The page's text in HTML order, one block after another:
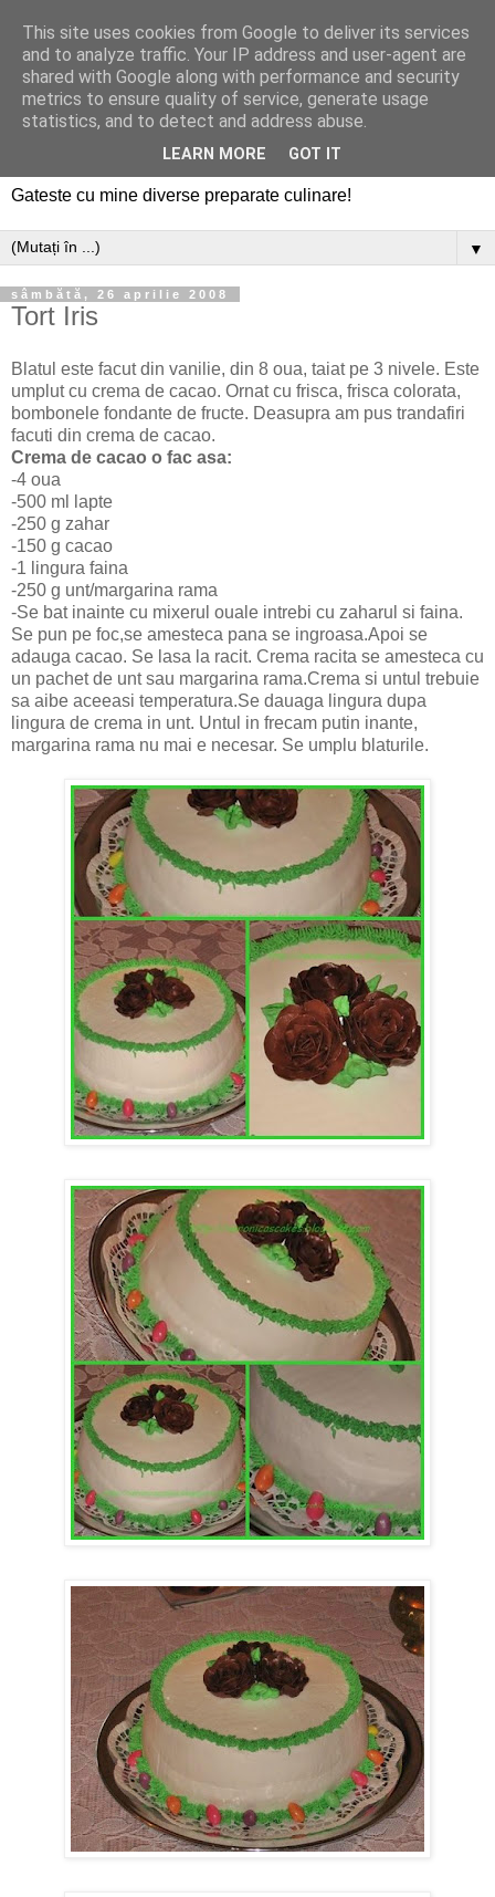
Gateste cu mine diverse preparate culinare!
▼
sâmbătă, 26 aprilie 2008
Tort Iris
Blatul este facut din vanilie, din 8 oua, taiat pe 3 nivele. Este
umplut cu crema de cacao. Ornat cu frisca, frisca colorata,
bombonele fondante de fructe. Deasupra am pus trandafiri
facuti din crema de cacao.
Crema de cacao o fac asa:
-4 oua
-500 ml lapte
-250 g zahar
-150 g cacao
-1 lingura faina
-250 g unt/margarina rama
-Se bat inainte cu mixerul ouale intrebi cu zaharul si faina.
Se pun pe foc,se amesteca pana se ingroasa.Apoi se
adauga cacao. Se lasa la racit. Crema racita se amesteca cu
un pachet de unt sau margarina rama.Crema si untul trebuie
sa aibe aceeasi temperatura.Se dauaga lingura dupa
lingura de crema in unt. Untul in frecam putin inante,
margarina rama nu mai e necesar. Se umplu blaturile.
This site uses cookies from Google to deliver its services
and to analyze traffic. Your IP address and user-agent are
shared with Google along with performance and security
metrics to ensure quality of service, generate usage
statistics, and to detect and address abuse.
LEARN MORE GOT IT